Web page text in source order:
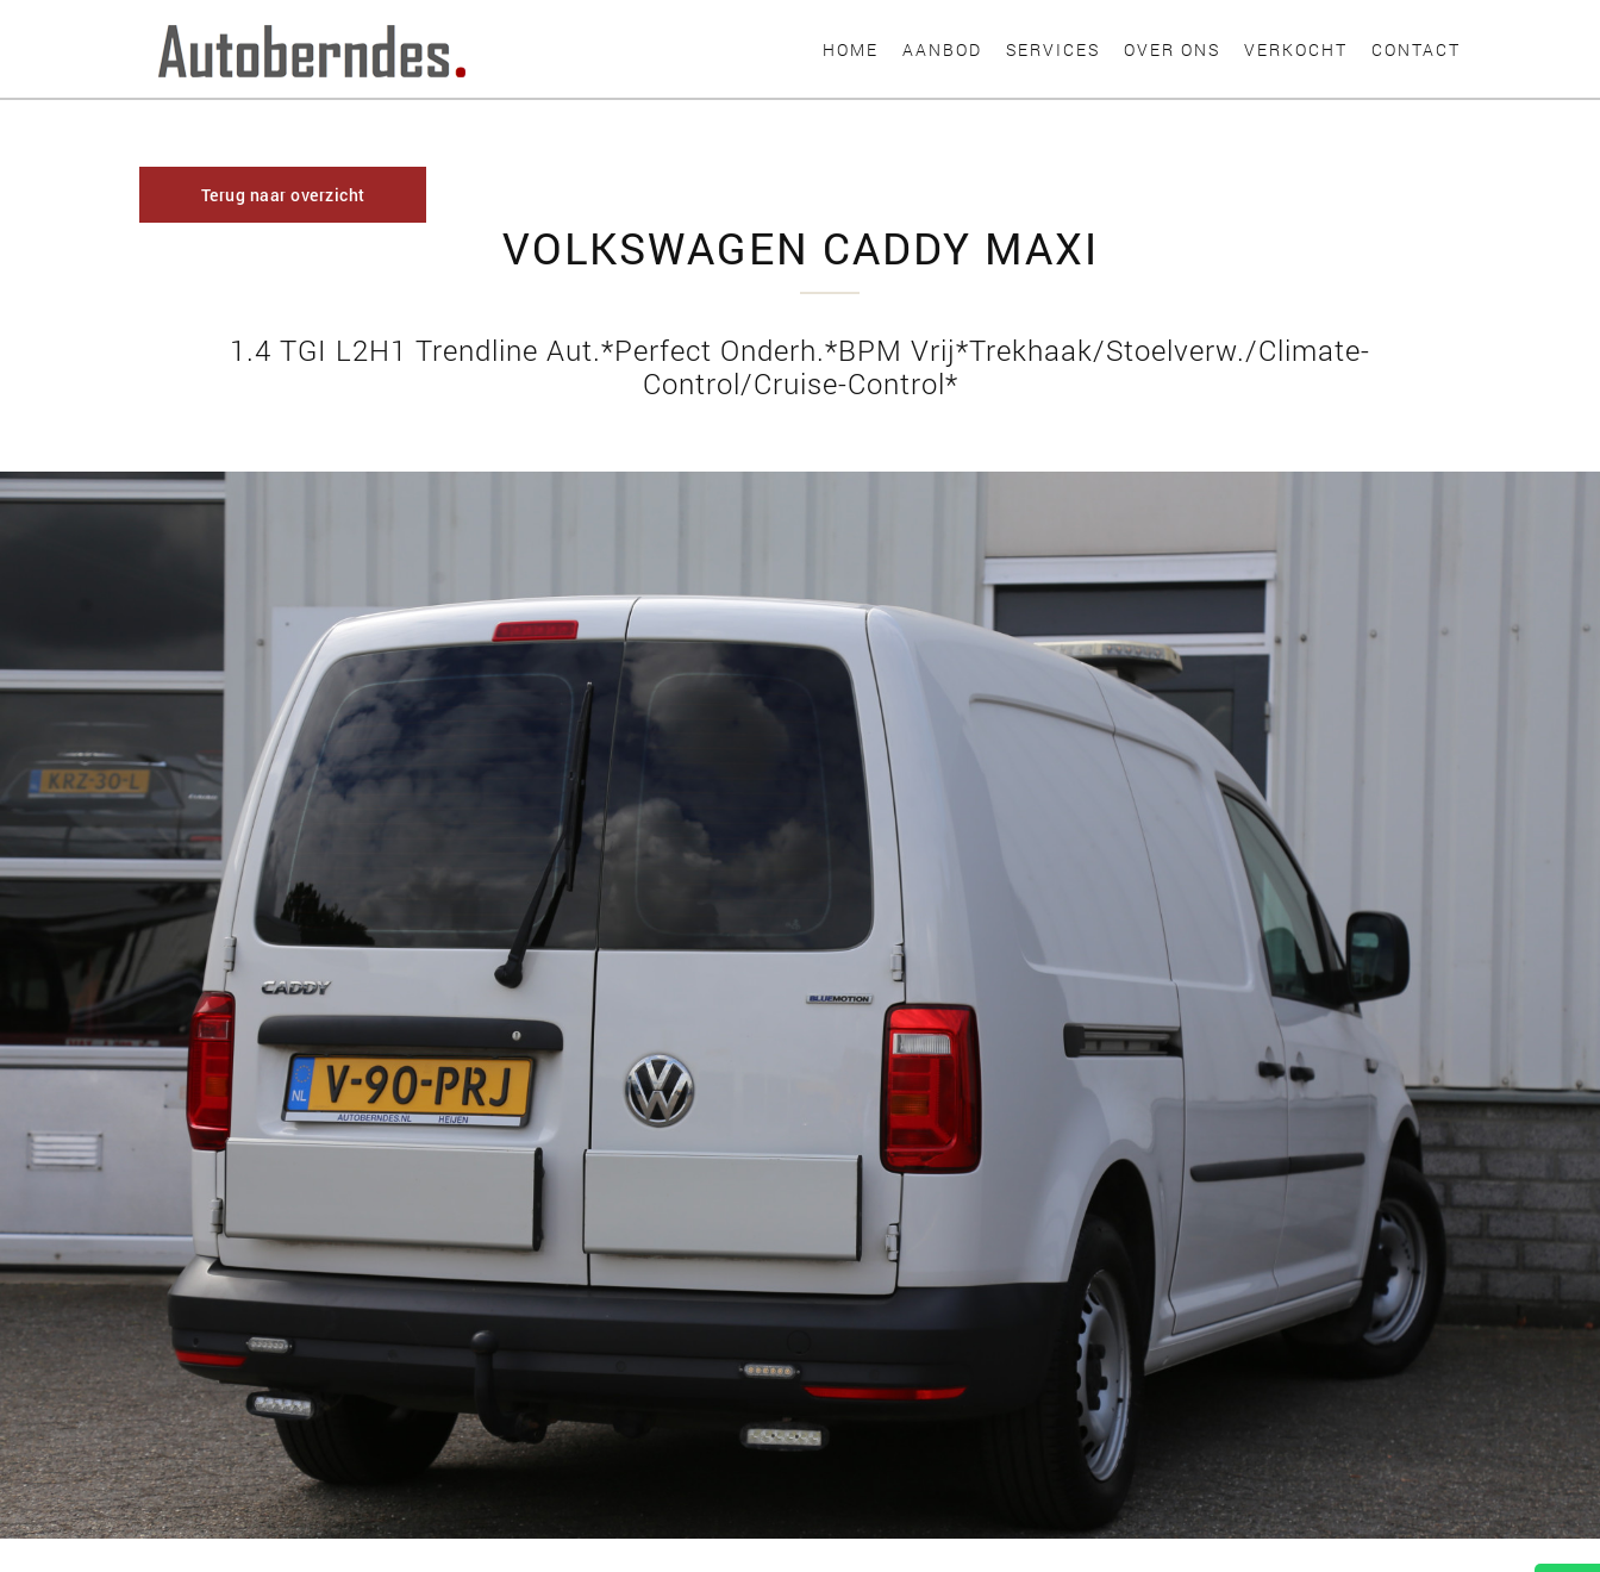
HOME AANBOD SERVICES OVER ONS VERKOCHT CONTACT
Terug naar overzicht
VOLKSWAGEN CADDY MAXI
1.4 TGI L2H1 Trendline Aut.*Perfect Onderh.*BPM Vrij*Trekhaak/Stoelverw./Climate-
Control/Cruise-Control*